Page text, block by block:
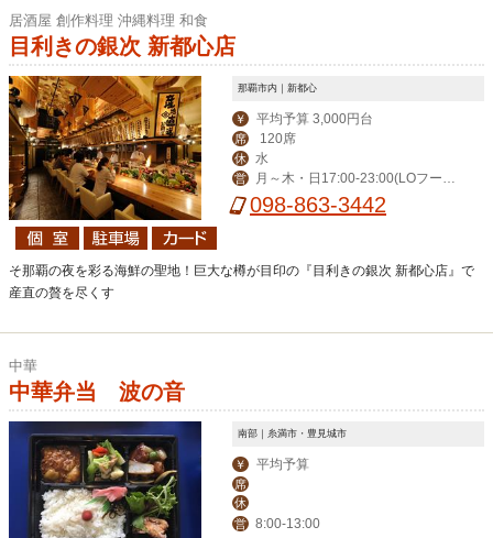
居酒屋 創作料理 沖縄料理 和食
目利きの銀次 新都心店
那覇市内｜新都心
￥ 平均予算 3,000円台
席 120席
休 水
営
月～木・日17:00-23:00(LOフード
22:00/ドリンク22:30)、金・土17:00-
098-863-3442
そ那覇の夜を彩る海鮮の聖地！巨大な樽が目印の『目利きの銀次 新都心店』で
産直の贅を尽くす
中華
中華弁当 波の音
南部｜糸満市・豊見城市
￥ 平均予算
席
休
営
8:00-13:00